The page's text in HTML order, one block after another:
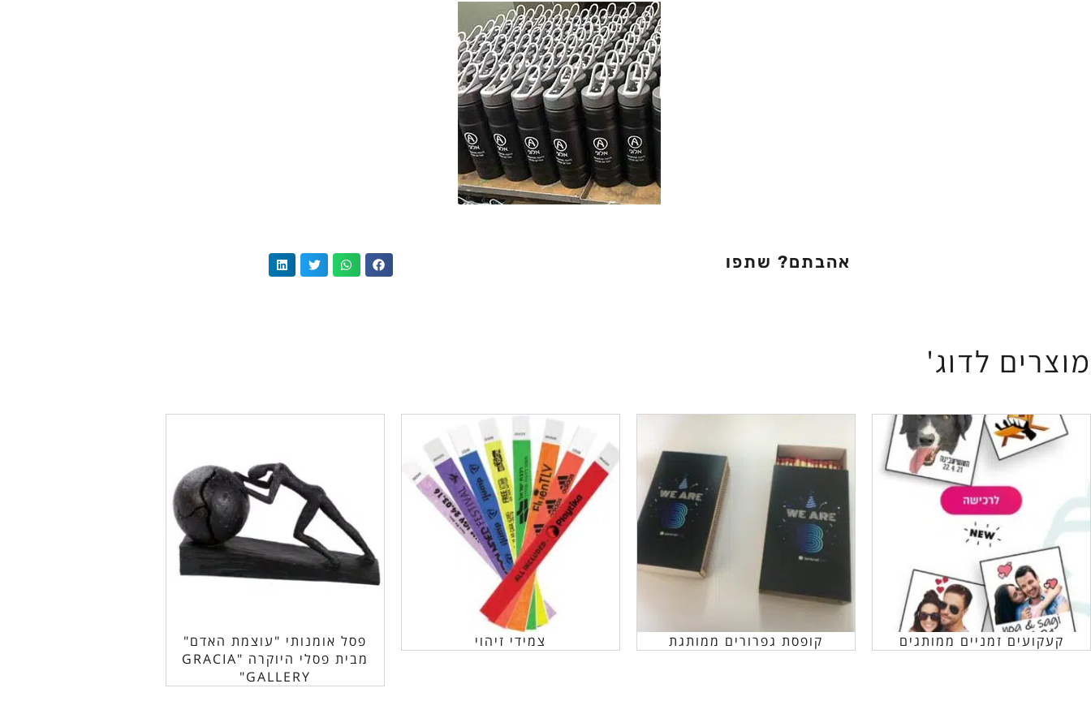
אהבתם? שתפו
מוצרים לדוג'
קעקועים זמניים ממותגים קופסת גפרורים ממותגת צמידי זיהוי
פסל אומנותי "עוצמת האדם"
מבית פסלי היוקרה "GRACIA
GALLERY"